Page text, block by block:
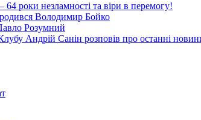
роки незламності та віри в перемогу!
Володимир Бойко
Розумний
Андрій Санін розповів про останні